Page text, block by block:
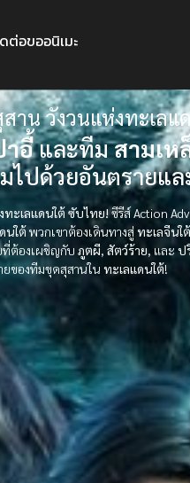
ต่อขออนิเมะ
สาน วังวนแห่งทะเลแ
อี้และทีมสามเห
ไปด้วยอันตรายแ
ทะเลแดนใต้ ซับไทย!ซีรีส์ Action
นใต้พวกเขาต้องเดินทางสู่ทะเลจีนใต้
ต้องเผชิญกับ ภูตผี, สัตว์ร้าย, และ ป
ของทีมขุดสุสานใน ทะเลแดนใต้!